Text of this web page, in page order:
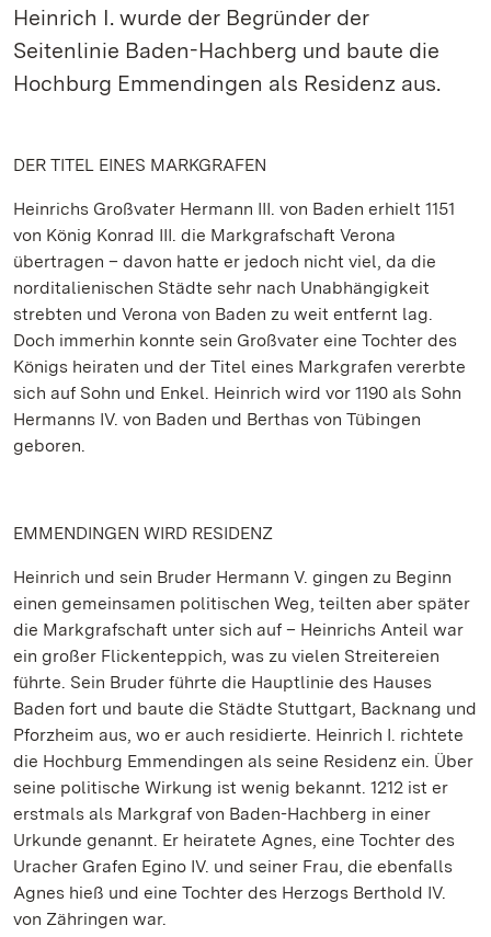
Heinrich I. wurde der Begründer der
Seitenlinie Baden-Hachberg und baute die
Hochburg Emmendingen als Residenz aus.
DER TITEL EINES MARKGRAFEN
Heinrichs Großvater Hermann III. von Baden erhielt 1151
von König Konrad III. die Markgrafschaft Verona
übertragen – davon hatte er jedoch nicht viel, da die
norditalienischen Städte sehr nach Unabhängigkeit
strebten und Verona von Baden zu weit entfernt lag.
Doch immerhin konnte sein Großvater eine Tochter des
Königs heiraten und der Titel eines Markgrafen vererbte
sich auf Sohn und Enkel. Heinrich wird vor 1190 als Sohn
Hermanns IV. von Baden und Berthas von Tübingen
geboren.
EMMENDINGEN WIRD RESIDENZ
Heinrich und sein Bruder Hermann V. gingen zu Beginn
einen gemeinsamen politischen Weg, teilten aber später
die Markgrafschaft unter sich auf – Heinrichs Anteil war
ein großer Flickenteppich, was zu vielen Streitereien
führte. Sein Bruder führte die Hauptlinie des Hauses
Baden fort und baute die Städte Stuttgart, Backnang und
Pforzheim aus, wo er auch residierte. Heinrich I. richtete
die Hochburg Emmendingen als seine Residenz ein. Über
seine politische Wirkung ist wenig bekannt. 1212 ist er
erstmals als Markgraf von Baden-Hachberg in einer
Urkunde genannt. Er heiratete Agnes, eine Tochter des
Uracher Grafen Egino IV. und seiner Frau, die ebenfalls
Agnes hieß und eine Tochter des Herzogs Berthold IV.
von Zähringen war.